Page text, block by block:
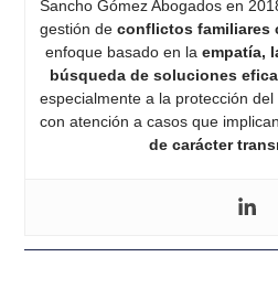
Sancho Gómez Abogados en
gestión de conflictos familiares
enfoque basado en la empatía,
búsqueda de soluciones
especialmente a la protección del
con atención a casos que implican
de carácter